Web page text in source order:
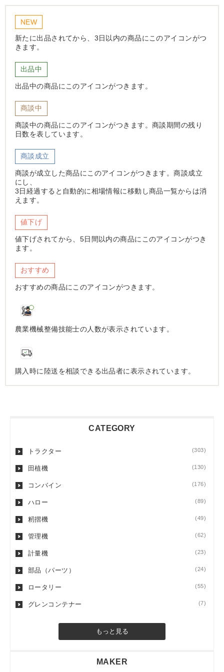
NEW
新たに出品されてから、3日以内の商品にこのアイコンがつ
きます。
出品中
出品中の商品にこのアイコンがつきます。
商談中
商談中の商品にこのアイコンがつきます。商談期間の残り
日数を表しています。
商談成立
商談が成立した商品にこのアイコンがつきます。商談成立
にし、
3日経過すると自動的に相場情報に移動し商品一覧からは消
えます。
値下げ
値下げされてから、5日間以内の商品にこのアイコンがつき
ます。
おすすめ
おすすめの商品にこのアイコンがつきます。
農業機械整備技能士の人数が表示されています。
購入時に陸送を相談できる出品者に表示されています。
CATEGORY
トラクター (303)
田植機 (130)
コンバイン (176)
ハロー (89)
籾摺機 (49)
管理機 (62)
計量機 (23)
部品（パーツ） (24)
ロータリー (55)
グレンコンテナー (7)
もっと見る
MAKER